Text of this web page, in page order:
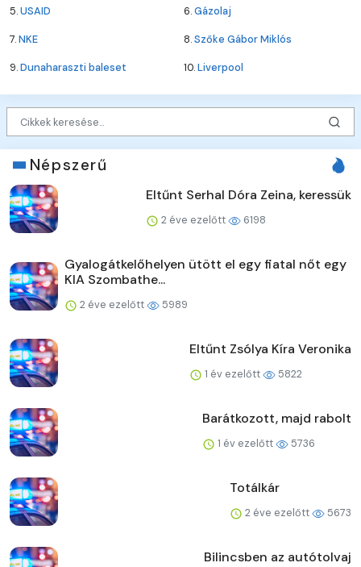
5.USAID 6.Gázolaj
7.NKE 8.Szőke Gábor Miklós
9.Dunaharaszti baleset 10.Liverpool
Népszerű
Eltűnt Serhal Dóra Zeina, keressük
2 éve ezelőtt 6198
Gyalogátkelőhelyen ütött el egy fiatal nőt egy
KIA Szombathe...
2 éve ezelőtt 5989
Eltűnt Zsólya Kíra Veronika
1 év ezelőtt 5822
Barátkozott, majd rabolt
1 év ezelőtt 5736
Totálkár
2 éve ezelőtt 5673
Bilincsben az autótolvaj